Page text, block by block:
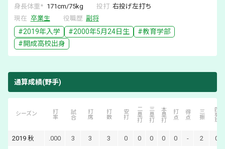
身長体重* 171cm/75kg 投打 右投げ左打ち
現在 卒業生 役職歴 副将
#2019年入学 #2000年5月24日 生 #教育学部
#開成高校出身
通算成績(野手)
シーズン 打率 試合 打席 打数 安打 二塁打 三塁打 本塁打 打点 得点 三振 四死球
2019 秋 .000 3 3 3 0 0 0 0 0 - 2 0